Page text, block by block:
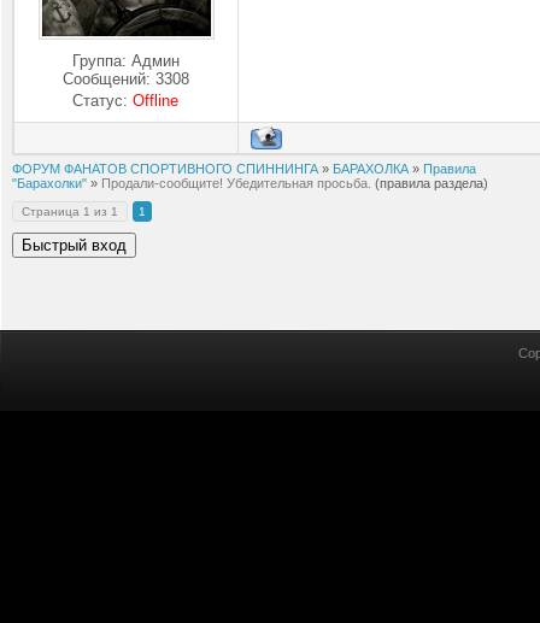
Группа: Админ
Сообщений: 3308
Статус:Offline
ФОРУМ ФАНАТОВ СПОРТИВНОГО СПИННИНГА » БАРАХОЛКА » Правила
"Барахолки" » Продали-сообщите! Убедительная просьба. (правила раздела)
Страница 1 из 1 1